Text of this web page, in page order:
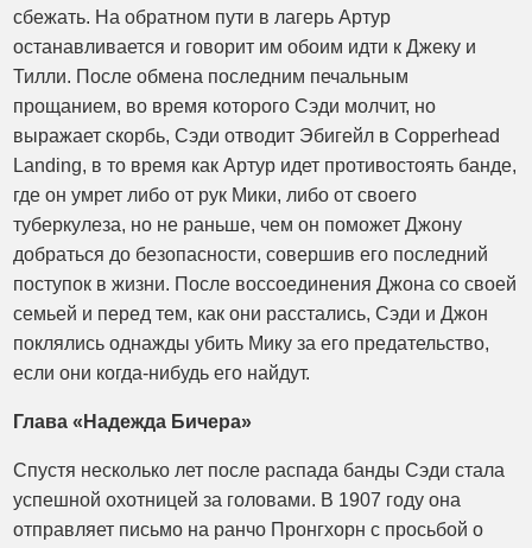
сбежать. На обратном пути в лагерь Артур
останавливается и говорит им обоим идти к Джеку и
Тилли. После обмена последним печальным
прощанием, во время которого Сэди молчит, но
выражает скорбь, Сэди отводит Эбигейл в Copperhead
Landing, в то время как Артур идет противостоять банде,
где он умрет либо от рук Мики, либо от своего
туберкулеза, но не раньше, чем он поможет Джону
добраться до безопасности, совершив его последний
поступок в жизни. После воссоединения Джона со своей
семьей и перед тем, как они расстались, Сэди и Джон
поклялись однажды убить Мику за его предательство,
если они когда-нибудь его найдут.
Глава «Надежда Бичера»
Спустя несколько лет после распада банды Сэди стала
успешной охотницей за головами. В 1907 году она
отправляет письмо на ранчо Пронгхорн с просьбой о